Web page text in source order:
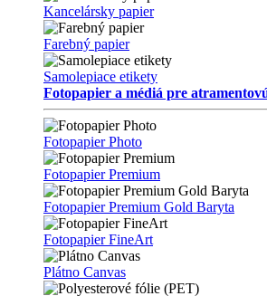
Kancelársky papier
Farebný papier
Samolepiace etikety
Fotopapier a médiá pre
Fotopapier Photo
Fotopapier Premium
Fotopapier Premium Gold Baryta
Fotopapier FineArt
Plátno Canvas